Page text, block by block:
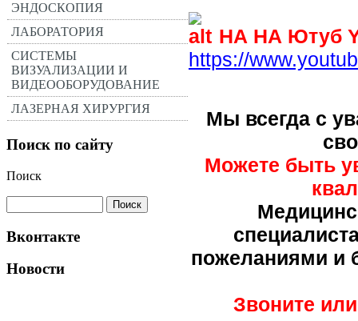
ЭНДОСКОПИЯ
ЛАБОРАТОРИЯ
СИСТЕМЫ
ВИЗУАЛИЗАЦИИ И
ВИДЕООБОРУДОВАНИЕ
ЛАЗЕРНАЯ ХИРУРГИЯ
Поиск по сайту
Поиск
Вконтакте
Новости
НА НА Ютуб
https://
Мы всегда с
Можете быть
пожеланиями и
Звоните